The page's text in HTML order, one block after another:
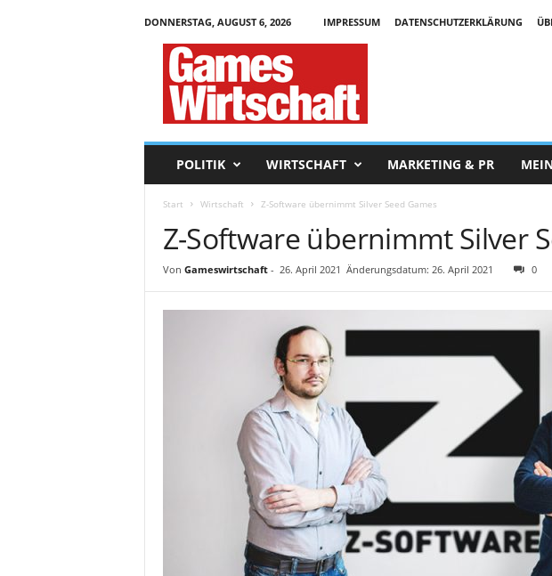
DONNERSTAG, AUGUST 6, 2026 IMPRESSUM DATENSCHUTZERKLÄRUNG
POLITIK WIRTSCHAFT MARKETING & PR
Start Wirtschaft Z-Software übernimmt Silver Seed Games
Z-Software übernimmt Silver
Von Gameswirtschaft- 26. April 2021 Änderungsdatum: 26. April 2021 0